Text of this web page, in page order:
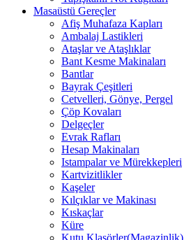
Masaüstü Gereçler
Afiş Muhafaza Kapları
Ambalaj Lastikleri
Ataşlar ve Ataşlıklar
Bant Kesme Makinaları
Bantlar
Bayrak Çeşitleri
Cetvelleri, Gönye, Pergel
Çöp Kovaları
Delgeçler
Evrak Rafları
Hesap Makinaları
Istampalar ve Mürekkepleri
Kartvizitlikler
Kaşeler
Kılçıklar ve Makinası
Kıskaçlar
Küre
Kutu Klasörler(Magazinlik)